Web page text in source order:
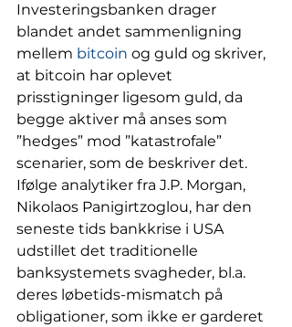
Investeringsbanken drager
blandet andet sammenligning
mellem bitcoin og guld og skriver,
at bitcoin har oplevet
prisstigninger ligesom guld, da
begge aktiver må anses som
”hedges” mod ”katastrofale”
scenarier, som de beskriver det.
Ifølge analytiker fra J.P. Morgan,
Nikolaos Panigirtzoglou, har den
seneste tids bankkrise i USA
udstillet det traditionelle
banksystemets svagheder, bl.a.
deres løbetids-mismatch på
obligationer, som ikke er garderet